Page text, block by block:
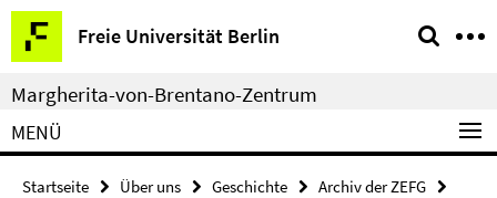
Springe
direkt
zu
Inhalt
Freie Universität Berlin
Service-
Navigation
Margherita-von-Brentano-Zentrum
MENÜ
Startseite Über uns Geschichte
Archiv der ZEFG